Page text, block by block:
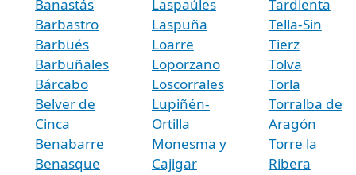
Banastás
Barbastro
Barbués
Barbuñales
Bárcabo
Belver de
Cinca
Benabarre
Benasque
Laspaúles
Laspuña
Loarre
Loporzano
Loscorrales
Lupiñén-
Ortilla
Monesma y
Cajigar
Tardienta
Tella-Sin
Tierz
Tolva
Torla
Torralba de
Aragón
Torre la
Ribera